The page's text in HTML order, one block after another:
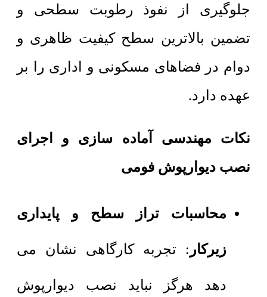
جلوگیری از نفوذ رطوبت سطحی و
تضمین بالاترین سطح کیفیت ظاهری و
دوام در فضاهای مسکونی و اداری را بر
عهده دارد.
نکات مهندسی آماده سازی و اجرای
نصب دیوارپوش فومی
محاسبات تراز سطح و پایداری
زیرکار : تجربه کارگاهی نشان می
دهد هرگز نباید نصب دیوارپوش